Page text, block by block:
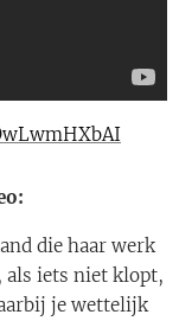
die haar werk
als iets niet klopt,
je wettelijk